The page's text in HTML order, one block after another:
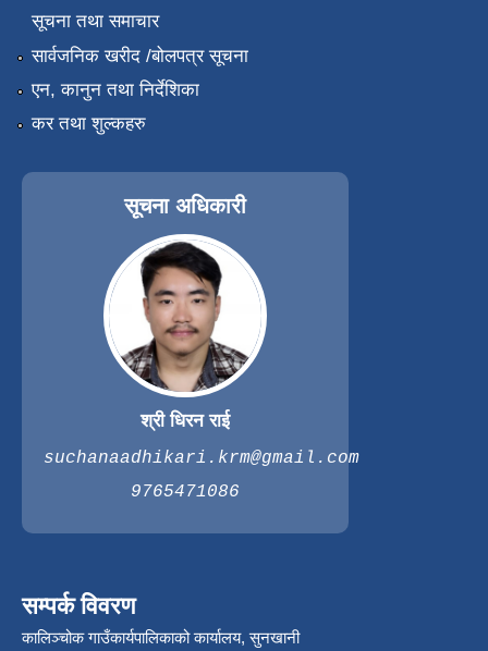
सूचना तथा समाचार
सार्वजनिक खरीद /बोलपत्र सूचना
एन, कानुन तथा निर्देशिका
कर तथा शुल्कहरु
सूचना अधिकारी
श्री धिरन राई
suchanaadhikari.krm@gmail.com
9765471086
सम्पर्क विवरण
कालिञ्चोक गाउँकार्यपालिकाको कार्यालय, सुनखानी